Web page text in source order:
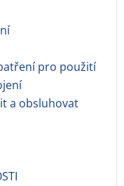
pro použití
a obsluhovat